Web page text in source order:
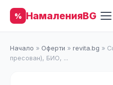
% НамаленияBG
Начало » Оферти » revita.bg »
пресован), БИО, ...